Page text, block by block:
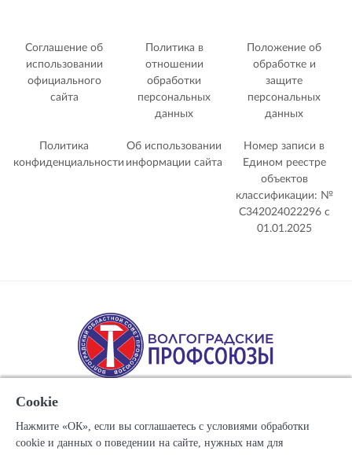
Соглашение об
использовании
официального
сайта
Политика в
отношении
обработки
персональных
данных
Положение об
обработке и
защите
персональных
данных
Политика
конфиденциальности
Об использовании
информации сайта
Номер записи в
Едином реестре
объектов
классификации: №
С342024022296 c
01.01.2025
Copyright © 1917-2025 Союз организаций профсоюзов
Cookie
Нажмите «ОК», если вы соглашаетесь с условиями обработки
cookie и данных о поведении на сайте, нужных нам для